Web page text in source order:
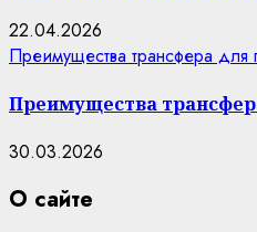
22.04.2026
Преимущества трансфера для
Преимущества
30.03.2026
О сайте